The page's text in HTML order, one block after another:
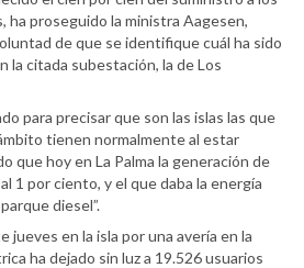
ha proseguido la ministra Aagesen,
de que se identifique cuál ha sido
la citada subestación, la de Los
para precisar que son las islas las que
tienen normalmente al estar
que hoy en La Palma la generación de
1 por ciento, y el que daba la energía
diesel”.
jueves en la isla por una avería en la
ha dejado sin luz a 19.526 usuarios